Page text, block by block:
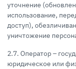
уточнение
использование,
доступ),
уничтожение
2.7. Оператор –
юридическое или